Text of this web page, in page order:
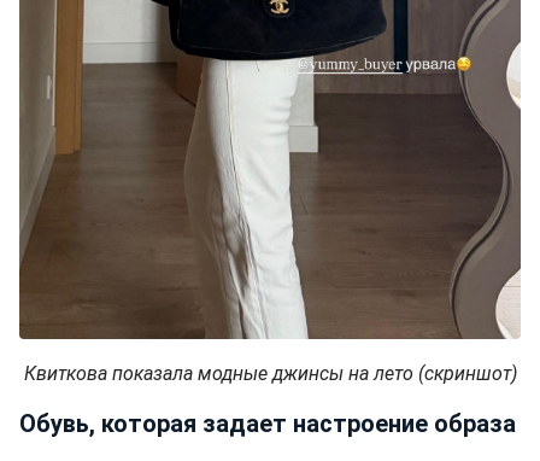
Квиткова показала модные джинсы на лето (скриншот)
Обувь, которая задает настроение образа